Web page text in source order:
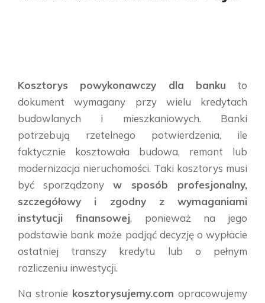
Kosztorys powykonawczy dla banku to
dokument wymagany przy wielu kredytach
budowlanych i mieszkaniowych. Banki
potrzebują rzetelnego potwierdzenia, ile
faktycznie kosztowała budowa, remont lub
modernizacja nieruchomości. Taki kosztorys musi
być sporządzony w sposób profesjonalny,
szczegółowy i zgodny z wymaganiami
instytucji finansowej, ponieważ na jego
podstawie bank może podjąć decyzję o wypłacie
ostatniej transzy kredytu lub o pełnym
rozliczeniu inwestycji.
Na stronie kosztorysujemy.com opracowujemy